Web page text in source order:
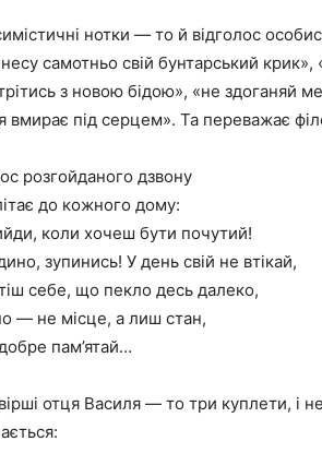
нотки — то й відголос
самотньо свій бунтарський
з новою бідою», «не здоганяй
вмирає під серцем». Та переважає
розгойданого дзвону
до кожного дому:
коли хочеш бути почутий!
зупинись! У день свій не втікай,
себе, що пекло десь далеко,
— не місце, а лиш стан,
пам’ятай…
отця Василя — то три куплети, і